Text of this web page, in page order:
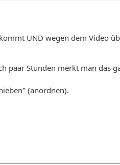
UND wegen dem Video
paar Stunden merkt man das
(anordnen).